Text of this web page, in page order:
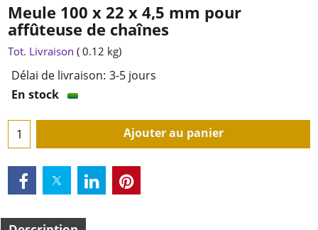
Meule 100 x 22 x 4,5 mm pour
affûteuse de chaînes
Tot. Livraison 0.12 kg
Délai de livraison: 3-5 jours
En stock
Ajouter au panier